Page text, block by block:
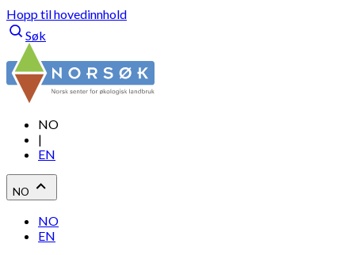
Hopp til hovedinnhold
Søk
NO
|
EN
NO
NO
EN